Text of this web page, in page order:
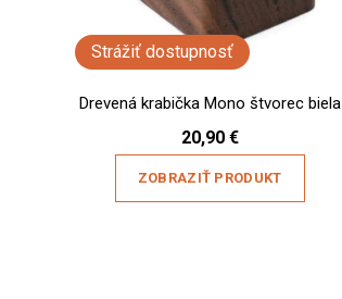
Strážiť dostupnosť
Drevená krabička Mono štvorec biela
20,90 €
ZOBRAZIŤ PRODUKT